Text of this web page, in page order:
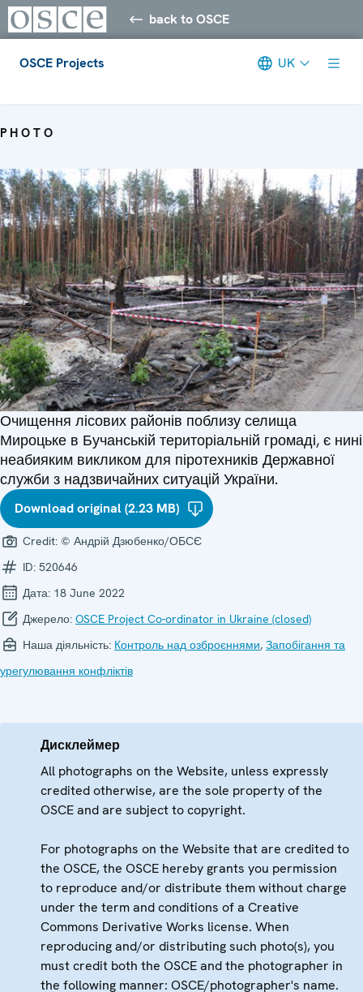
back to OSCE
OSCE Projects UK
PHOTO
Очищення лісових районів поблизу селища
Мироцьке в Бучанській територіальній громаді, є нині
неабияким викликом для піротехників Державної
служби з надзвичайних ситуацій України.
Download original (2.23 MB)
Credit: © Андрій Дзюбенко/ОБСЄ
ID: 520646
Дата: 18 June 2022
Джерело: OSCE Project Co-ordinator in Ukraine (closed)
Наша діяльність: Контроль над озброєннями, Запобігання та
урегулювання конфліктів
Дисклеймер
All photographs on the Website, unless expressly
credited otherwise, are the sole property of the
OSCE and are subject to copyright.
For photographs on the Website that are credited to
the OSCE, the OSCE hereby grants you permission
to reproduce and/or distribute them without charge
under the term and conditions of a Creative
Commons Derivative Works license. When
reproducing and/or distributing such photo(s), you
must credit both the OSCE and the photographer in
the following manner: OSCE/photographer's name.